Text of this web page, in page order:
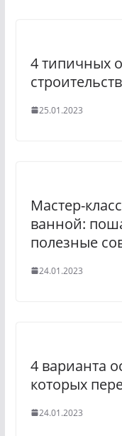
4 типичных
25.01.2023
Мастер-
ванной:
полезные
24.01.2023
4 варианта
которых
24.01.2023